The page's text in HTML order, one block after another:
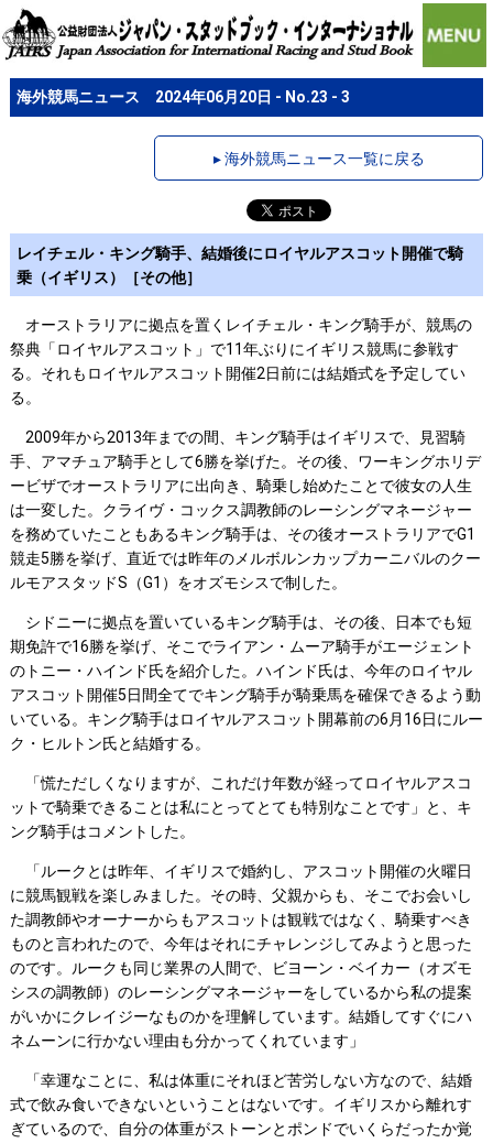
海外競馬ニュース 2024年06月20日 - No.23 - 3
▸ 海外競馬ニュース一覧に戻る
レイチェル・キング騎手、結婚後にロイヤルアスコット開催で騎
乗（イギリス）［その他］
オーストラリアに拠点を置くレイチェル・キング騎手が、競馬の
祭典「ロイヤルアスコット」で11年ぶりにイギリス競馬に参戦す
る。それもロイヤルアスコット開催2日前には結婚式を予定してい
る。
2009年から2013年までの間、キング騎手はイギリスで、見習騎
手、アマチュア騎手として6勝を挙げた。その後、ワーキングホリデ
ービザでオーストラリアに出向き、騎乗し始めたことで彼女の人生
は一変した。クライヴ・コックス調教師のレーシングマネージャー
を務めていたこともあるキング騎手は、その後オーストラリアでG1
競走5勝を挙げ、直近では昨年のメルボルンカップカーニバルのクー
ルモアスタッドS（G1）をオズモシスで制した。
シドニーに拠点を置いているキング騎手は、その後、日本でも短
期免許で16勝を挙げ、そこでライアン・ムーア騎手がエージェント
のトニー・ハインド氏を紹介した。ハインド氏は、今年のロイヤル
アスコット開催5日間全てでキング騎手が騎乗馬を確保できるよう動
いている。キング騎手はロイヤルアスコット開幕前の6月16日にルー
ク・ヒルトン氏と結婚する。
「慌ただしくなりますが、これだけ年数が経ってロイヤルアスコ
ットで騎乗できることは私にとってとても特別なことです」と、キ
ング騎手はコメントした。
「ルークとは昨年、イギリスで婚約し、アスコット開催の火曜日
に競馬観戦を楽しみました。その時、父親からも、そこでお会いし
た調教師やオーナーからもアスコットは観戦ではなく、騎乗すべき
ものと言われたので、今年はそれにチャレンジしてみようと思った
のです。ルークも同じ業界の人間で、ビヨーン・ベイカー（オズモ
シスの調教師）のレーシングマネージャーをしているから私の提案
がいかにクレイジーなものかを理解しています。結婚してすぐにハ
ネムーンに行かない理由も分かってくれています」
「幸運なことに、私は体重にそれほど苦労しない方なので、結婚
式で飲み食いできないということはないです。イギリスから離れす
ぎているので、自分の体重がストーンとポンドでいくらだったか覚